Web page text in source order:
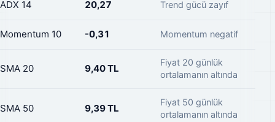
ADX 14 20,27 Trend gücü zayıf
Momentum 10 -0,31 Momentum negatif
SMA 20 9,40 TL
Fiyat 20 günlük
ortalamanın altında
SMA 50 9,39 TL
Fiyat 50 günlük
ortalamanın altında